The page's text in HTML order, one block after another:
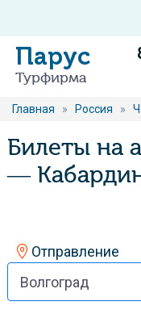
Парус
Турфирма
Главная » Россия »
Билеты на
—
Отправление